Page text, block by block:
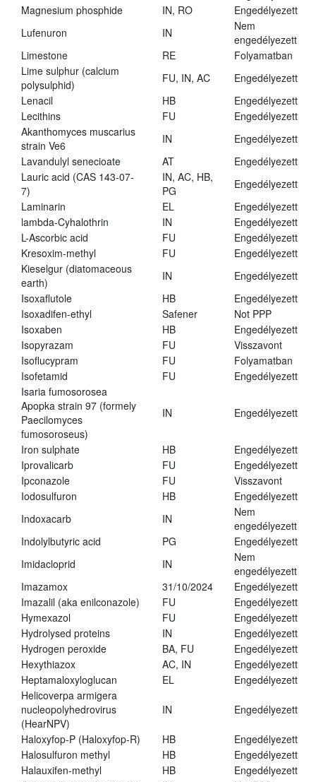
Magnesium phosphide
IN, RO
Engedélyezett
Lufenuron
IN
Nem
engedélyezett
Limestone
RE
Folyamatban
Lime sulphur (calcium
polysulphid)
FU, IN, AC
Engedélyezett
Lenacil
HB
Engedélyezett
Lecithins
FU
Engedélyezett
Akanthomyces muscarius
strain Ve6
IN
Engedélyezett
Lavandulyl senecioate
AT
Engedélyezett
Lauric acid (CAS 143-07-
7)
IN, AC, HB,
PG
Engedélyezett
Laminarin
EL
Engedélyezett
lambda-Cyhalothrin
IN
Engedélyezett
L-Ascorbic acid
FU
Engedélyezett
Kresoxim-methyl
FU
Engedélyezett
Kieselgur (diatomaceous
earth)
IN
Engedélyezett
Isoxaflutole
HB
Engedélyezett
Isoxadifen-ethyl
Safener
Not PPP
Isoxaben
HB
Engedélyezett
Isopyrazam
FU
Visszavont
Isoflucypram
FU
Folyamatban
Isofetamid
FU
Engedélyezett
Isaria fumosorosea
Apopka strain 97 (formely
Paecilomyces
fumosoroseus)
IN Engedélyezett
Iron sulphate HB
Engedélyezett
Iprovalicarb
FU
Engedélyezett
Ipconazole
FU
Visszavont
Iodosulfuron
HB
Engedélyezett
Indoxacarb
IN
Nem
engedélyezett
Indolylbutyric acid
PG
Engedélyezett
Imidacloprid
IN
Nem
engedélyezett
Imazamox
31/10/2024
Engedélyezett
Imazalil (aka enilconazole)
FU
Engedélyezett
Hymexazol
FU
Engedélyezett
Hydrolysed proteins
IN
Engedélyezett
Hydrogen peroxide
BA, FU
Engedélyezett
Hexythiazox
AC, IN
Engedélyezett
Heptamaloxyloglucan
EL
Engedélyezett
Helicoverpa armigera
nucleopolyhedrovirus
(HearNPV)
IN Engedélyezett
Haloxyfop-P (Haloxyfop-R) HB
Engedélyezett
Halosulfuron methyl
HB
Engedélyezett
Halauxifen-methyl
HB
Engedélyezett